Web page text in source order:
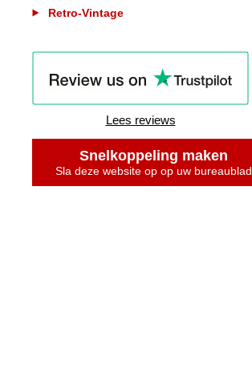
Retro-Vintage
Lees reviews
Snelkoppeling maken
Sla deze website op op uw bureaublad